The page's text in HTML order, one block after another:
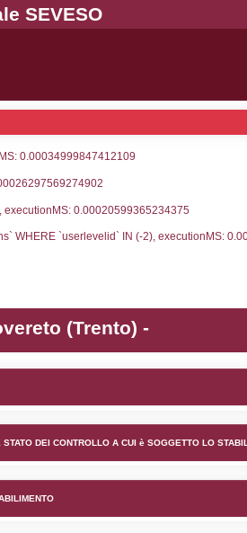
WHERE `userlevelid` = -2,
WHERE
nel comune